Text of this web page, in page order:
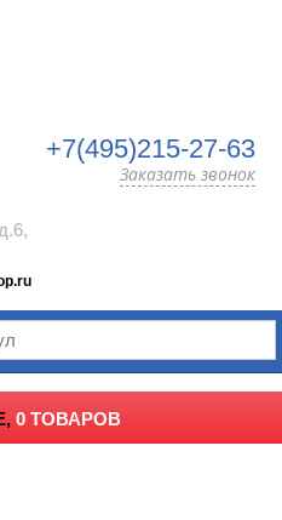
+7(495)215-27-63
Заказать звонок
0 ТОВАРОВ